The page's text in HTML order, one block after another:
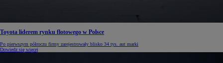
Toyota liderem rynku flotowego w Polsce
Po pierwszym półroczu firmy zarejestrowały blisko 34 tys. aut marki
Dowiedz się więcej